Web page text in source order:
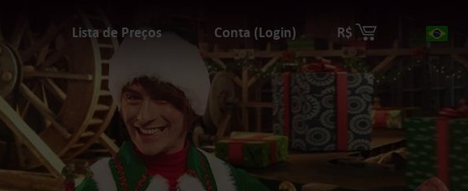
Lista de Preços Conta (Login) R$